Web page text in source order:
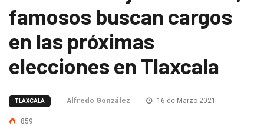
famosos buscan cargos
en las próximas
elecciones en Tlaxcala
TLAXCALA Alfredo González 16 de Marzo 2021
859